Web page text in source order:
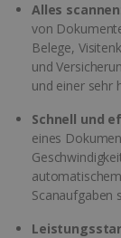
Alles scannen
von
Belege,
und
und einer sehr
Schnell und
eines
Scanaufgaben